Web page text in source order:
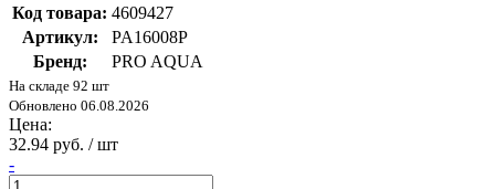
Код товара: 4609427
Артикул:
PA16008P
Бренд:
PRO AQUA
На складе 92 шт
Обновлено 06.08.2026
Цена:
32.94 руб. / шт
-